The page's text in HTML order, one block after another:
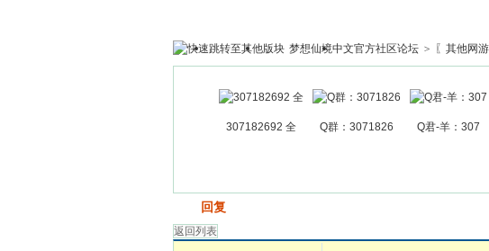
银行 群组聚合 我的空间
梦想仙境中文官方社区论坛 > 〖其他网
307182692 全 Q群：3071826 Q君-羊：307
回复
返回列表